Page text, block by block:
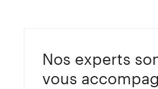
Nos experts
vous